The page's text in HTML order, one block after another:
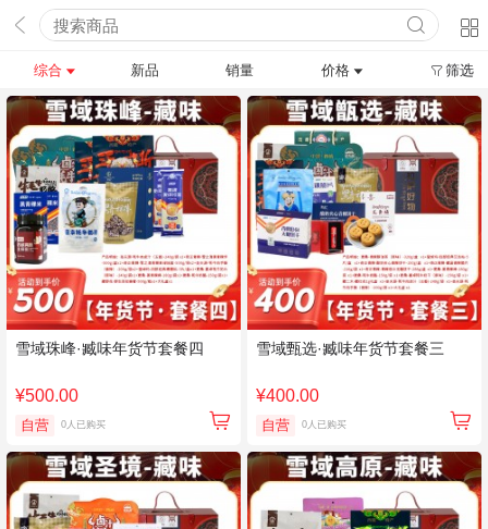
综合 新品 销量 价格 筛选
雪域珠峰·臧味年货节套餐四
¥500.00
自营 0人已购买
雪域甄选·臧味年货节套餐三
¥400.00
自营 0人已购买